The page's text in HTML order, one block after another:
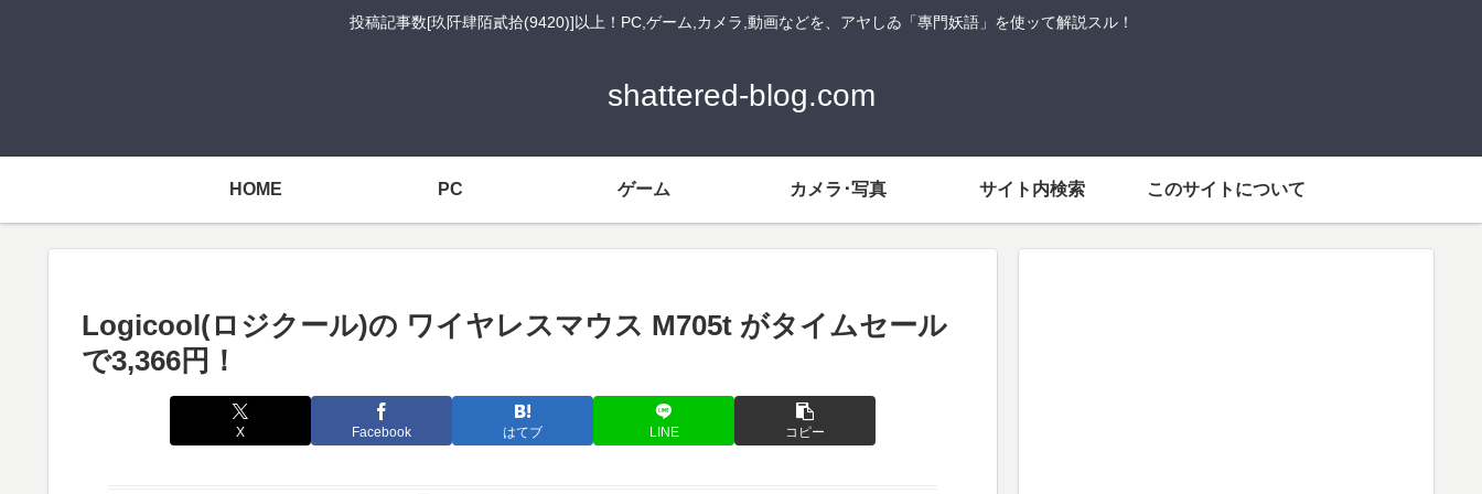
投稿記事数[玖阡肆陌貳拾(9420)]以上！PC,ゲーム,カメラ,動画などを、アヤしゐ「專門妖語」を使ッて解説スル！
shattered-blog.com
HOME PC ゲーム カメラ･写真 サイト内検索 このサイトについて
Logicool(ロジクール)の ワイヤレスマウス M705t がタイムセール
で3,366円！
X Facebook はてブ LINE コピー